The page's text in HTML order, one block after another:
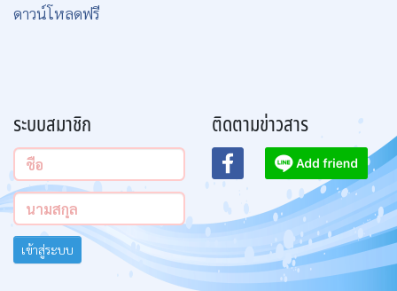
ดาวน์โหลดฟรี
ระบบสมาชิก
เข้าสู่ระบบ
ติดตามข่าวสาร